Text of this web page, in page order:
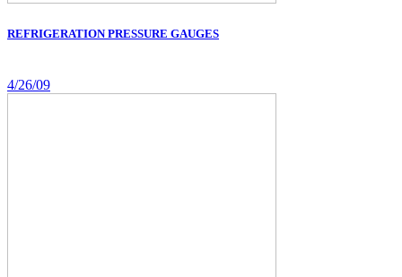
REFRIGERATION PRESSURE GAUGES
4/26/09